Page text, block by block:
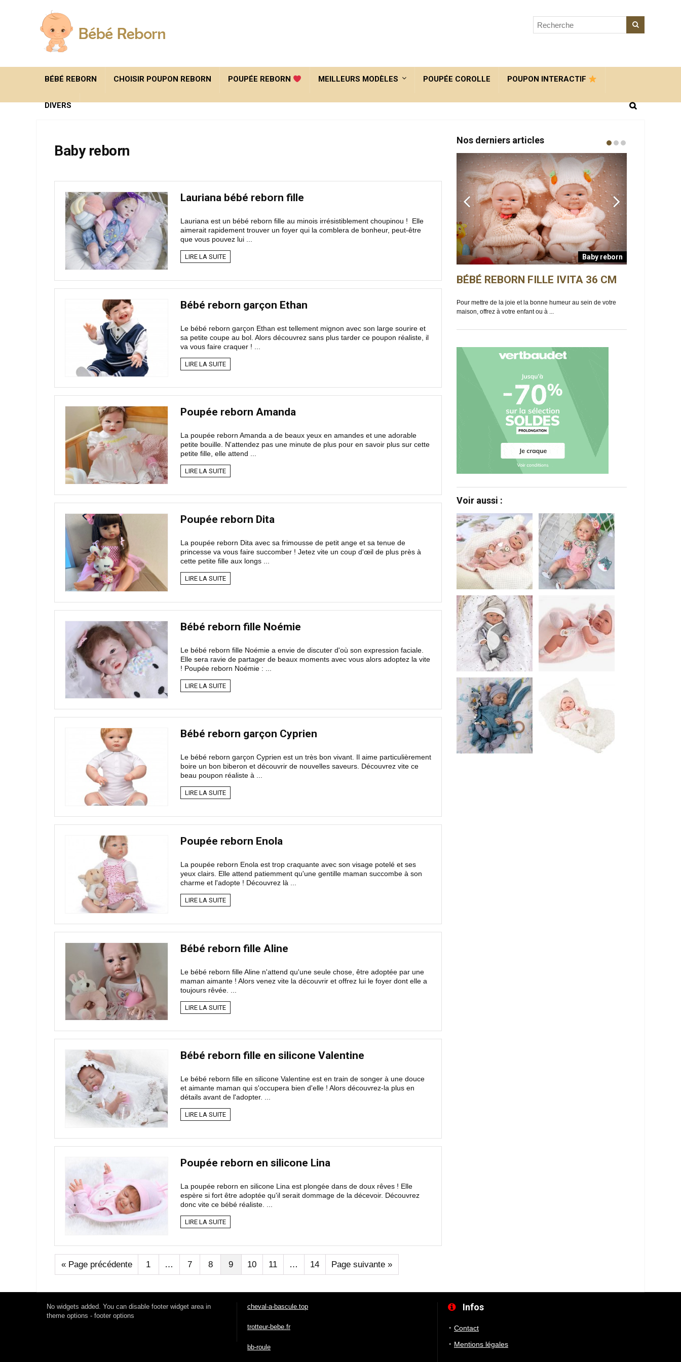
BÉBÉ REBORN CHOISIR POUPON REBORN POUPÉE REBORN MEILLEURS MODÈLES POUPÉE COROLLE POUPON INTERACTIF
DIVERS
Baby reborn
Lauriana bébé reborn fille
Lauriana est un bébé reborn fille au minois irrésistiblement choupinou ! Elle
aimerait rapidement trouver un foyer qui la comblera de bonheur, peut-être
que vous pouvez lui ...
LIRE LA SUITE
Bébé reborn garçon Ethan
Le bébé reborn garçon Ethan est tellement mignon avec son large sourire et
sa petite coupe au bol. Alors découvrez sans plus tarder ce poupon réaliste, il
va vous faire craquer ! ...
LIRE LA SUITE
Poupée reborn Amanda
La poupée reborn Amanda a de beaux yeux en amandes et une adorable
petite bouille. N'attendez pas une minute de plus pour en savoir plus sur cette
petite fille, elle attend ...
LIRE LA SUITE
Poupée reborn Dita
La poupée reborn Dita avec sa frimousse de petit ange et sa tenue de
princesse va vous faire succomber ! Jetez vite un coup d'œil de plus près à
cette petite fille aux longs ...
LIRE LA SUITE
Bébé reborn fille Noémie
Le bébé reborn fille Noémie a envie de discuter d'où son expression faciale.
Elle sera ravie de partager de beaux moments avec vous alors adoptez la vite
! Poupée reborn Noémie : ...
LIRE LA SUITE
Bébé reborn garçon Cyprien
Le bébé reborn garçon Cyprien est un très bon vivant. Il aime particulièrement
boire un bon biberon et découvrir de nouvelles saveurs. Découvrez vite ce
beau poupon réaliste à ...
LIRE LA SUITE
Poupée reborn Enola
La poupée reborn Enola est trop craquante avec son visage potelé et ses
yeux clairs. Elle attend patiemment qu'une gentille maman succombe à son
charme et l'adopte ! Découvrez là ...
LIRE LA SUITE
Bébé reborn fille Aline
Le bébé reborn fille Aline n'attend qu'une seule chose, être adoptée par une
maman aimante ! Alors venez vite la découvrir et offrez lui le foyer dont elle a
toujours rêvée. ...
LIRE LA SUITE
Bébé reborn fille en silicone Valentine
Le bébé reborn fille en silicone Valentine est en train de songer à une douce
et aimante maman qui s'occupera bien d'elle ! Alors découvrez-la plus en
détails avant de l'adopter. ...
LIRE LA SUITE
Poupée reborn en silicone Lina
La poupée reborn en silicone Lina est plongée dans de doux rêves ! Elle
espère si fort être adoptée qu'il serait dommage de la décevoir. Découvrez
donc vite ce bébé réaliste. ...
LIRE LA SUITE
« Page précédente 1 … 7 8 9 10 11 … 14 Page suivante »
Nos derniers articles
BÉBÉ REBORN FILLE SOFIA
Le bébé reborn fille Sofia a une petite frimousse à laquelle on
Baby reborn
BÉBÉ REBORN FILLE IVITA 36 CM
Pour mettre de la joie et la bonne humeur au sein de votre
maison, offrez à votre enfant ou à ...
Voir aussi :
No widgets added. You can disable footer widget area in
theme options - footer options
cheval-a-bascule.top
trotteur-bebe.fr
bb-roule
Infos
Contact
Mentions légales